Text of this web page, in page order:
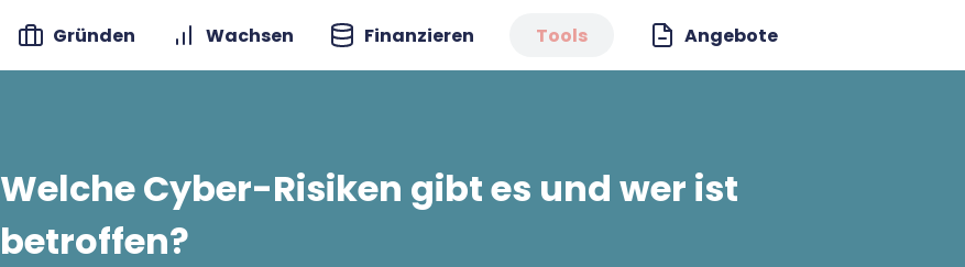
Gründen Wachsen Finanzieren Tools Angebote
Welche Cyber-Risiken gibt es und wer ist
betroffen?